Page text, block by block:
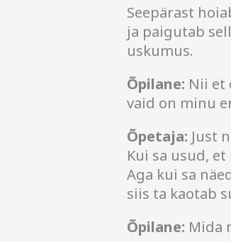
Seepärast
ja paigutab
uskumus.
Õpilane: Nii et
vaid on minu
Õpetaja: Just
Kui sa usud, et
Aga kui sa
siis ta kaotab
Õpilane: Mida